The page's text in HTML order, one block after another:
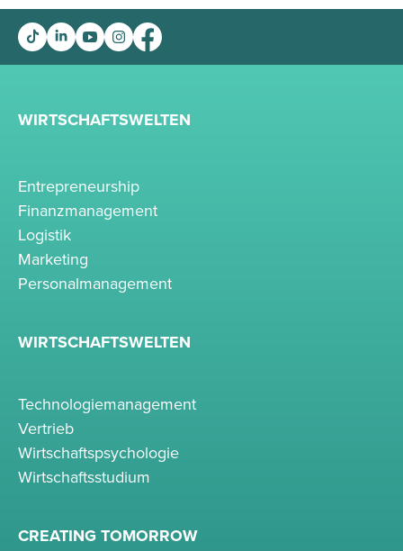
WIRTSCHAFTSWELTEN
Entrepreneurship
Finanzmanagement
Logistik
Marketing
Personalmanagement
WIRTSCHAFTSWELTEN
Technologiemanagement
Vertrieb
Wirtschaftspsychologie
Wirtschaftsstudium
CREATING TOMORROW